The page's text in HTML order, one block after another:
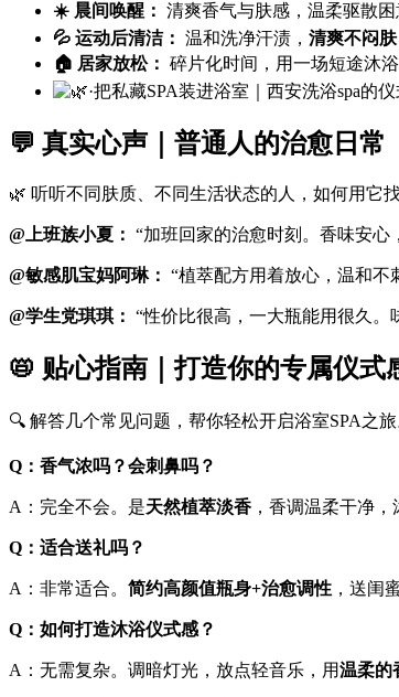
☀️ 晨间唤醒： 清爽香气与肤感，温柔驱散
💦 运动后清洁： 温和洗净汗渍， 清爽不闷肤
🏠 居家放松： 碎片化时间，用一场短途沐浴
💬 真实心声｜普通人的治愈日常
🌿 听听不同肤质、不同生活状态的人，如何用它
@上班族小夏： “加班回家的治愈时刻。香味安心
@敏感肌宝妈阿琳： “植萃配方用着放心，温和不
@学生党琪琪： “性价比很高，一大瓶能用很久。
📛 贴心指南｜打造你的专属仪式
🔍 解答几个常见问题，帮你轻松开启浴室SPA之旅
Q：香气浓吗？会刺鼻吗？
A：完全不会。是天然植萃淡香 ，香调温柔干净
Q：适合送礼吗？
A：非常适合。 简约高颜值瓶身+治愈调性 ，送闺
Q：如何打造沐浴仪式感？
A：无需复杂。调暗灯光，放点轻音乐，用温柔的